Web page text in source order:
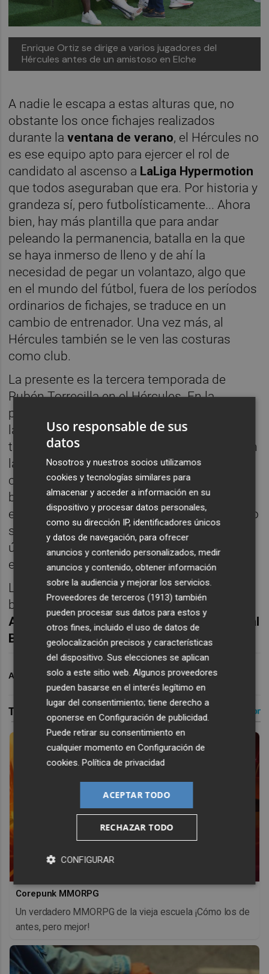
Enrique Ortiz se dirige a varios jugadores del
Hércules antes de un amistoso en Elche
A nadie le escapa a estas alturas que, no
obstante los once fichajes realizados
durante laventana de verano, el Hércules no
es ese equipo apto para ejercer el rol de
candidato al ascenso a LaLiga Hypermotion
que todos aseguraban que era. Por historia y
grandeza sí, pero futbolísticamente... Ahora
bien, hay más plantilla que para andar
peleando la permanencia, batalla en la que
se haya inmerso de lleno y de ahí la
necesidad de pegar un volantazo, algo que
en el mundo del fútbol, fuera de los períodos
ordinarios de fichajes, se traduce en un
cambio de entrenador. Una vez más, al
Hércules también se le ven las costuras
como club.
La presente es la tercera temporada de
Rubén Torrecilla en el Hércules. En la
primera logró el ascenso a Primera RFEF; en
la segunda, el equipo se desplomó en el
tramo final del curso tras un buen inicio; y en
la presente... en la presente el equipo es
colista. De los últimos 15 evites ligueros, los
blanquiazules sólo han ganado tres (dos de
ellos la temporada pasada) y acumulan ocho
salidas consecutivas sin vencer (las siete
últimas con derrota). El Hércules no conoce
el triunfo a domicilio desde marzo.
Los próximos dos envites de los
blanquiazules son enAlicantecontra
Atlético de Madrid B
(actual líder) y
Villarreal
B
ARCHIVADO EN HÉRCULES CF
Corepunk MMORPG
Un verdadero MMORPG de la vieja escuela ¡Cómo los de
antes, pero mejor!
Uso responsable de sus
datos
Nosotros y nuestros socios utilizamos
cookies y tecnologías similares para
almacenar y acceder a información en su
dispositivo y procesar datos personales,
como su dirección IP, identificadores únicos
y datos de navegación, para ofrecer
anuncios y contenido personalizados, medir
anuncios y contenido, obtener información
sobre la audiencia y mejorar los servicios.
Proveedores de terceros (1913) también
pueden procesar sus datos para estos y
otros fines, incluido el uso de datos de
geolocalización precisos y características
del dispositivo. Sus elecciones se aplican
solo a este sitio web. Algunos proveedores
pueden basarse en el interés legítimo en
lugar del consentimiento; tiene derecho a
oponerse enConfiguración de publicidad.
Puede retirar su consentimiento en
cualquier momento enConfiguración de
cookies.Política de privacidad
ACEPTAR TODO
RECHAZAR TODO
CONFIGURAR